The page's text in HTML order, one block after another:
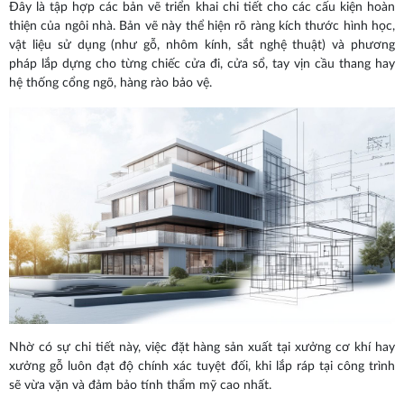
Đây là tập hợp các bản vẽ triển khai chi tiết cho các cấu kiện hoàn
thiện của ngôi nhà. Bản vẽ này thể hiện rõ ràng kích thước hình học,
vật liệu sử dụng (như gỗ, nhôm kính, sắt nghệ thuật) và phương
pháp lắp dựng cho từng chiếc cửa đi, cửa sổ, tay vịn cầu thang hay
hệ thống cổng ngõ, hàng rào bảo vệ.
Nhờ có sự chi tiết này, việc đặt hàng sản xuất tại xưởng cơ khí hay
xưởng gỗ luôn đạt độ chính xác tuyệt đối, khi lắp ráp tại công trình
sẽ vừa vặn và đảm bảo tính thẩm mỹ cao nhất.